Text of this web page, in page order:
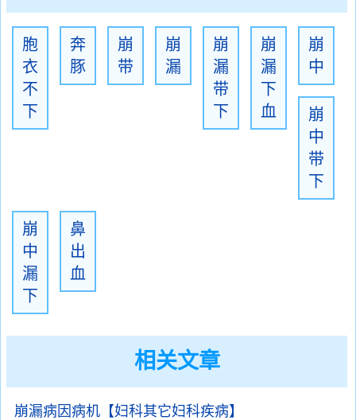
胞
衣
不
下
奔
豚
崩
带
崩
漏
崩
漏
带
下
崩
漏
下
血
崩
中
崩
中
带
下
崩
中
漏
下
鼻
出
血
相关文章
崩漏病因病机【妇科其它妇科疾病】